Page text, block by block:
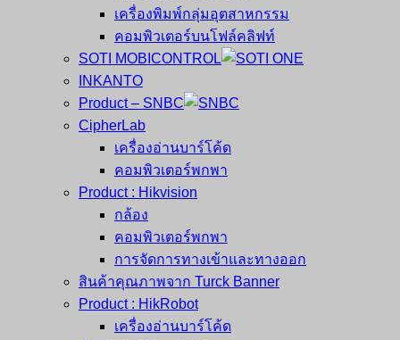
เครื่องพิมพ์กลุ่มอุตสาหกรรม
คอมพิวเตอร์บนโฟล์คลิฟท์
SOTI MOBICONTROL
INKANTO
Product – SNBC
CipherLab
เครื่องอ่านบาร์โค้ด
คอมพิวเตอร์พกพา
Product : Hikvision
กล้อง
คอมพิวเตอร์พกพา
การจัดการทางเข้าและทางออก
สินค้าคุณภาพจาก Turck Banner
Product : HikRobot
เครื่องอ่านบาร์โค้ด